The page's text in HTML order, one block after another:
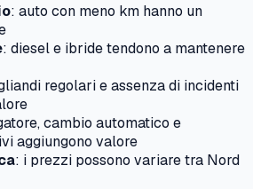
: auto con meno km hanno un
: diesel e ibride tendono a mantenere
regolari e assenza di incidenti
cambio automatico e
aggiungono valore
: i prezzi possono variare tra Nord